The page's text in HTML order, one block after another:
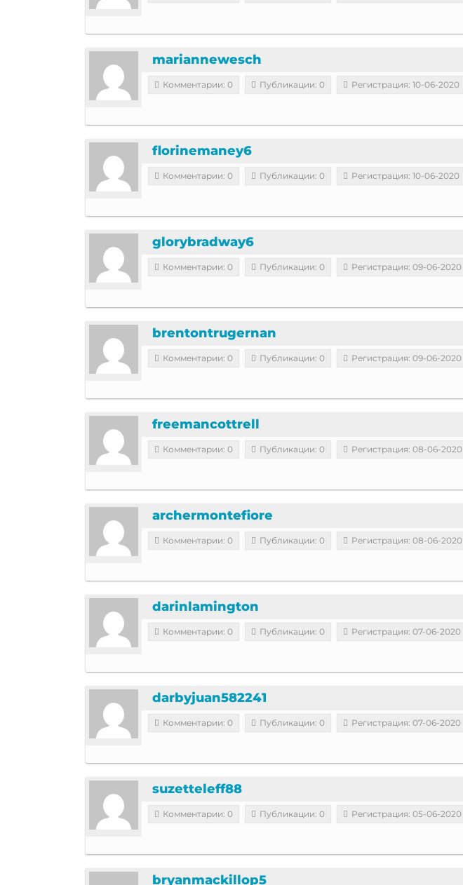
mariannewesch
Комментарии: 0 Публикации: 0 Регистрация: 10-06-2020
florinemaney6
Комментарии: 0 Публикации: 0 Регистрация: 10-06-2020
glorybradway6
Комментарии: 0 Публикации: 0 Регистрация: 09-06-2020
brentontrugernan
Комментарии: 0 Публикации: 0 Регистрация: 09-06-2020
freemancottrell
Комментарии: 0 Публикации: 0 Регистрация: 08-06-2020
archermontefiore
Комментарии: 0 Публикации: 0 Регистрация: 08-06-2020
darinlamington
Комментарии: 0 Публикации: 0 Регистрация: 07-06-2020
darbyjuan582241
Комментарии: 0 Публикации: 0 Регистрация: 07-06-2020
suzetteleff88
Комментарии: 0 Публикации: 0 Регистрация: 05-06-2020
bryanmackillop5